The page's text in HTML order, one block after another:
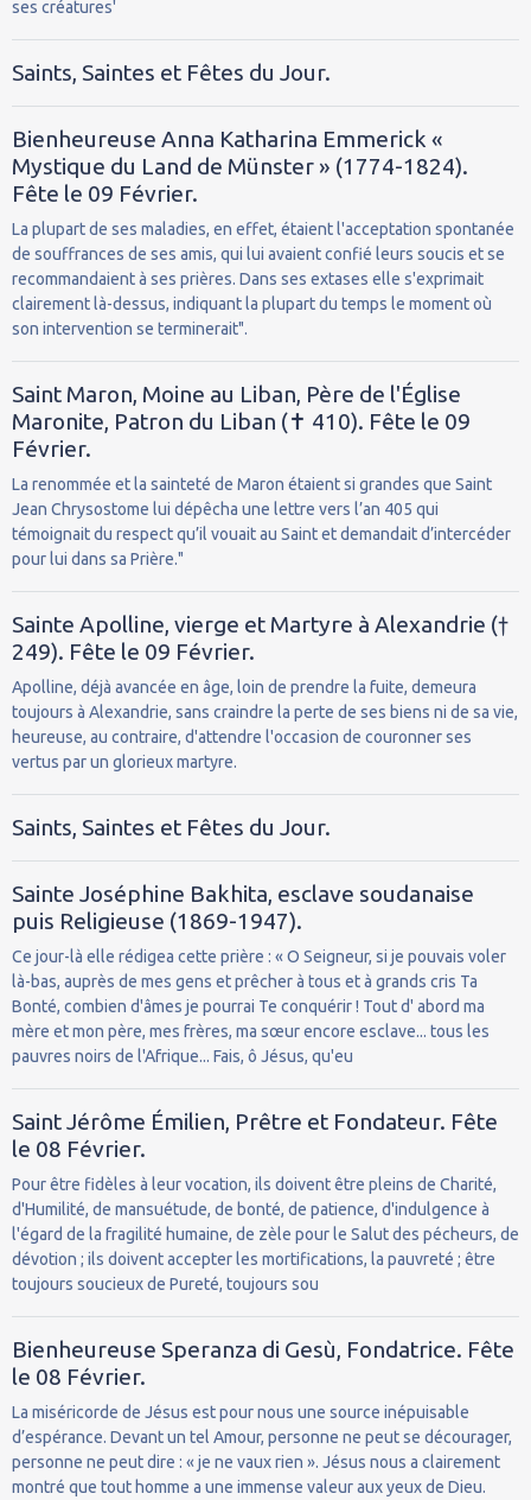
ses créatures'
Saints, Saintes et Fêtes du Jour.
Bienheureuse Anna Katharina Emmerick «
Mystique du Land de Münster » (1774-1824).
Fête le 09 Février.
La plupart de ses maladies, en effet, étaient l'acceptation spontanée
de souffrances de ses amis, qui lui avaient confié leurs soucis et se
recommandaient à ses prières. Dans ses extases elle s'exprimait
clairement là-dessus, indiquant la plupart du temps le moment où
son intervention se terminerait".
Saint Maron, Moine au Liban, Père de l'Église
Maronite, Patron du Liban (✝ 410). Fête le 09
Février.
La renommée et la sainteté de Maron étaient si grandes que Saint
Jean Chrysostome lui dépêcha une lettre vers l’an 405 qui
témoignait du respect qu’il vouait au Saint et demandait d’intercéder
pour lui dans sa Prière."
Sainte Apolline, vierge et Martyre à Alexandrie (†
249). Fête le 09 Février.
Apolline, déjà avancée en âge, loin de prendre la fuite, demeura
toujours à Alexandrie, sans craindre la perte de ses biens ni de sa vie,
heureuse, au contraire, d'attendre l'occasion de couronner ses
vertus par un glorieux martyre.
Saints, Saintes et Fêtes du Jour.
Sainte Joséphine Bakhita, esclave soudanaise
puis Religieuse (1869-1947).
Ce jour-là elle rédigea cette prière : « O Seigneur, si je pouvais voler
là-bas, auprès de mes gens et prêcher à tous et à grands cris Ta
Bonté, combien d'âmes je pourrai Te conquérir ! Tout d' abord ma
mère et mon père, mes frères, ma sœur encore esclave... tous les
pauvres noirs de l'Afrique... Fais, ô Jésus, qu'eu
Saint Jérôme Émilien, Prêtre et Fondateur. Fête
le 08 Février.
Pour être fidèles à leur vocation, ils doivent être pleins de Charité,
d'Humilité, de mansuétude, de bonté, de patience, d'indulgence à
l'égard de la fragilité humaine, de zèle pour le Salut des pécheurs, de
dévotion ; ils doivent accepter les mortifications, la pauvreté ; être
toujours soucieux de Pureté, toujours sou
Bienheureuse Speranza di Gesù, Fondatrice. Fête
le 08 Février.
La miséricorde de Jésus est pour nous une source inépuisable
d’espérance. Devant un tel Amour, personne ne peut se décourager,
personne ne peut dire : « je ne vaux rien ». Jésus nous a clairement
montré que tout homme a une immense valeur aux yeux de Dieu.